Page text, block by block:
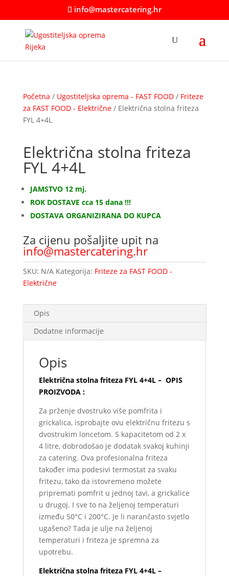
info@mastercatering.hr
Početna / Ugostiteljska oprema - FAST FOOD/ Friteze
za FAST FOOD - Električne/ Električna stolna friteza
FYL 4+4L
Električna stolna friteza
FYL 4+4L
JAMSTVO 12 mj.
ROK DOSTAVE cca 15 dana !!!
DOSTAVA ORGANIZIRANA DO KUPCA
Za cijenu pošaljite upit na
info@mastercatering.hr
SKU: N/A Kategorija: Friteze za FAST FOOD -
Električne
Opis
Dodatne informacije
Opis
Električna stolna friteza FYL 4+4L – OPIS
PROIZVODA :
Za prženje dvostruko više pomfrita i
grickalica, isprobajte ovu električnu fritezu s
dvostrukim loncetom. S kapacitetom od 2 x
4 litre, dobrodošao je dodatak svakoj kuhinji
za catering. Ova profesionalna friteza
također ima podesivi termostat za svaku
fritezu, tako da istovremeno možete
pripremati pomfrit u jednoj tavi, a grickalice
u drugoj. I sve to na željenoj temperaturi
između 50°C i 200°C. Je li narančasto svjetlo
ugašeno? Tada je ulje na željenoj
temperaturi i friteza je spremna za
upotrebu.
Električna stolna friteza FYL 4+4L –